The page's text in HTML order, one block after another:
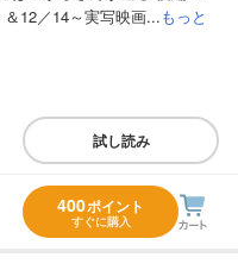
12／14～実写映画...もっと
試し読み
400ポイント
すぐに購入